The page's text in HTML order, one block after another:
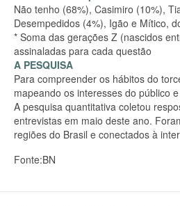
Não tenho (68%), Casimiro (10%),
Desempedidos (4%), Igão e Mítico,
* Soma das gerações Z (nascidos
assinaladas para cada questão
A PESQUISA
Para compreender os hábitos do
mapeando os interesses do público
A pesquisa quantitativa coletou
entrevistas em maio deste ano.
regiões do Brasil e conectados à
Fonte:BN